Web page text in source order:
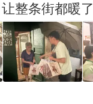
整条街都暖了